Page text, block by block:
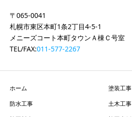
〒065-0041
札幌市東区本町1条2丁目4-5-1
メニーズコート本町タウンＡ棟Ｃ号室
TEL/FAX:011-577-2267
ホーム
塗装工事
防水工事
土木工事